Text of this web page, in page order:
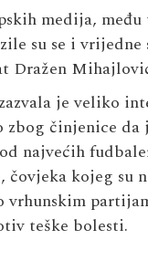
medija,
su se i
Dražen
je veliko
zbog činjenice da
najvećih
čovjeka kojeg su
vrhunskim
teške bolesti.